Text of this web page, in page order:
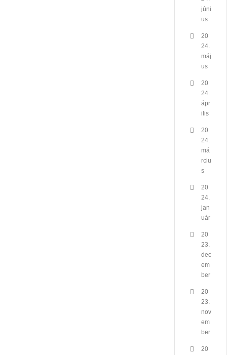
júni
us
20
24.
máj
us
20
24.
ápr
ilis
20
24.
má
rciu
s
20
24.
jan
uár
20
23.
dec
em
ber
20
23.
nov
em
ber
20